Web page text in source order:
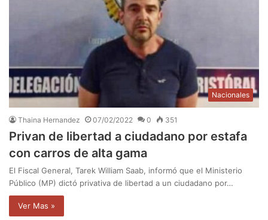
Nacionales
Thaina Hernandez 07/02/2022 0 351
Privan de libertad a ciudadano por estafa
con carros de alta gama
El Fiscal General, Tarek William Saab, informó que el Ministerio
Público (MP) dictó privativa de libertad a un ciudadano por…
Ver Mas »